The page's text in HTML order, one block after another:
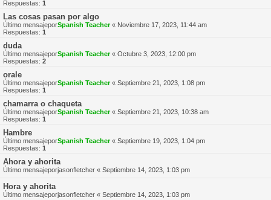
Respuestas: 1
Las cosas pasan por algo
Último mensajeporSpanish Teacher« Noviembre 17, 2023, 11:44 am
Respuestas: 1
duda
Último mensajeporSpanish Teacher« Octubre 3, 2023, 12:00 pm
Respuestas: 2
orale
Último mensajeporSpanish Teacher« Septiembre 21, 2023, 1:08 pm
Respuestas: 1
chamarra o chaqueta
Último mensajeporSpanish Teacher« Septiembre 21, 2023, 10:38 am
Respuestas: 1
Hambre
Último mensajeporSpanish Teacher« Septiembre 19, 2023, 1:04 pm
Respuestas: 1
Ahora y ahorita
Último mensajeporjasonfletcher « Septiembre 14, 2023, 1:03 pm
Hora y ahorita
Último mensajeporjasonfletcher « Septiembre 14, 2023, 1:03 pm